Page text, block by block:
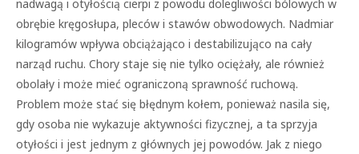
nadwagą i otyłością cierpi z powodu dolegliwości bólowych w
obrębie kręgosłupa, pleców i stawów obwodowych. Nadmiar
kilogramów wpływa obciążająco i destabilizująco na cały
narząd ruchu. Chory staje się nie tylko ociężały, ale również
obolały i może mieć ograniczoną sprawność ruchową.
Problem może stać się błędnym kołem, ponieważ nasila się,
gdy osoba nie wykazuje aktywności fizycznej, a ta sprzyja
otyłości i jest jednym z głównych jej powodów. Jak z niego